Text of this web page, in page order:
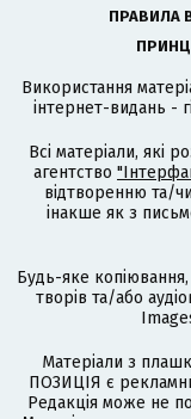
ПРАВИЛА
Використання
інтернет-видань -
Всі матеріали, які
агентство
відтворенню та/
інакше як з
Будь-яке
творів та/або
Матеріали з
ПОЗИЦІЯ є
Редакція може не